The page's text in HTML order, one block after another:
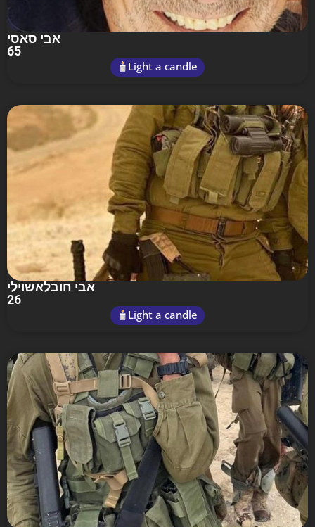
אבי סאסי
65
Light a candle
אבי חובלאשוילי
26
Light a candle